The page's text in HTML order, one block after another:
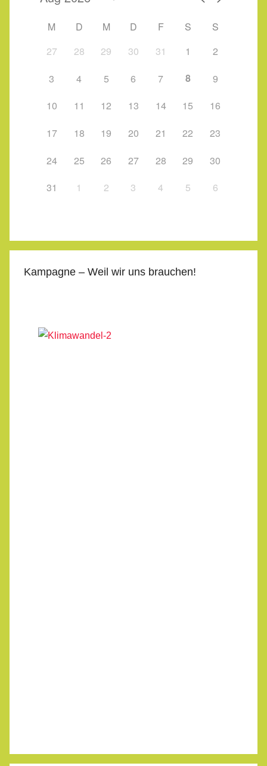
M D M D F S
S
27
28 29 30 31 1
2
3
4 5 6 7 8
9
10
11 12 13 14 15
16
17
18 19 20 21 22
23
24
25 26 27 28 29
30
31
1 2 3 4 5 6
Kampagne – Weil wir uns brauchen!